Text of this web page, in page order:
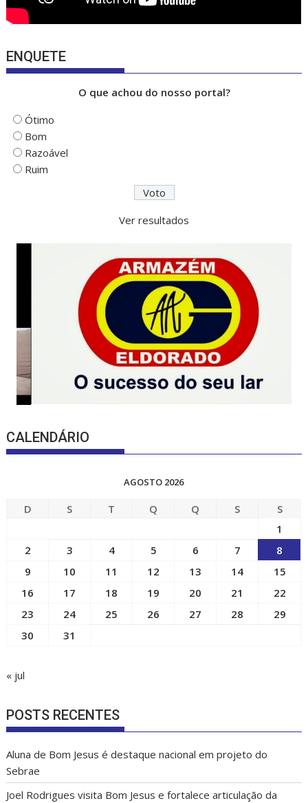
ENQUETE
O que achou do nosso portal?
Ótimo
Bom
Razoável
Ruim
Ver resultados
CALENDÁRIO
AGOSTO 2026
D S T Q Q S
S
1
2
3 4 5 6 7
8
9
10 11 12 13 14
15
16
17 18 19 20 21
22
23
24 25 26 27 28
29
30
31
« jul
POSTS RECENTES
Aluna de Bom Jesus é destaque nacional em projeto do
Sebrae
Joel Rodrigues visita Bom Jesus e fortalece articulação da